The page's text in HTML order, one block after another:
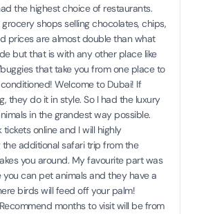
the highest choice of restaurants.
shops selling chocolates, chips,
prices are almost double than what
but that is with any other place like
that take you from one place to
Welcome to Dubai! If
they do it in style. So I had the luxury
in the grandest way possible.
online and I will highly
additional safari trip from the
you around. My favourite part was
can pet animals and they have a
birds will feed off your palm!
months to visit will be from